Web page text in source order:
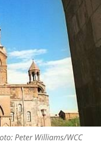
Peter Williams/WCC